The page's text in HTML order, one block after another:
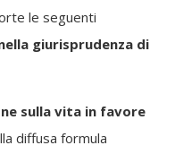
le seguenti
giurisprudenza di
sulla vita in favore
diffusa formula